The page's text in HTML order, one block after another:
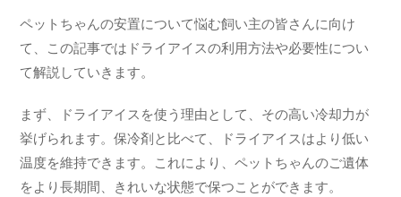
ペットちゃんの安置について悩む飼い主の皆さんに向け
て、この記事ではドライアイスの利用方法や必要性につい
て解説していきます。
まず、ドライアイスを使う理由として、その高い冷却力が
挙げられます。保冷剤と比べて、ドライアイスはより低い
温度を維持できます。これにより、ペットちゃんのご遺体
をより長期間、きれいな状態で保つことができます。